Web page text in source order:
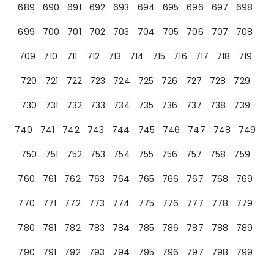
689
690 691 692 693 694 695 696 697
698
699
700 701 702 703 704 705 706 707
708
709
710 711 712 713 714 715 716 717 718
719
720
721 722 723 724 725 726 727 728
729
730
731 732 733 734 735 736 737 738
739
740
741 742 743 744 745 746 747 748
749
750
751 752 753 754 755 756 757 758
759
760
761 762 763 764 765 766 767 768
769
770
771 772 773 774 775 776 777 778
779
780
781 782 783 784 785 786 787 788
789
790
791 792 793 794 795 796 797 798
799